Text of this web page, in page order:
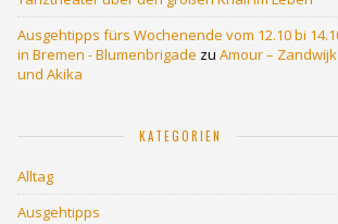
Ausgehtipps fürs Wochenende vom 12.10 bi
in Bremen - Blumenbrigade zu Amour – Zandwijk
und Akika
KATEGORIEN
Alltag
Ausgehtipps